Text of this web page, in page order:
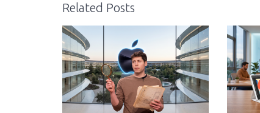
Related Posts